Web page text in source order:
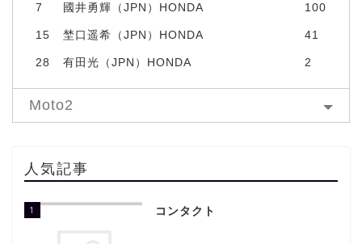
7 國井勇輝（JPN）HONDA 100
15 埜口遥希（JPN）HONDA 41
28 有田光（JPN）HONDA 2
Moto2
人気記事
1 コンタクト